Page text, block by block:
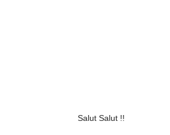
Salut Salut !!